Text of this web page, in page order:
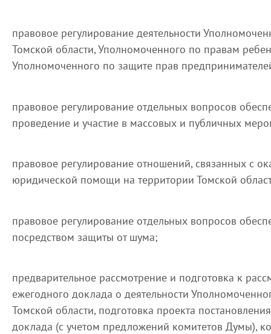
правовое регулирование деятельности
Томской области, Уполномоченного по правам
Уполномоченного по защите прав
правовое регулирование отдельных вопросов
проведение и участие в массовых и публичных
правовое регулирование отношений, связанных с
юридической помощи на территории Томской
правовое регулирование отдельных вопросов
посредством защиты от шума;
предварительное рассмотрение и подготовка к
ежегодного доклада о деятельности
Томской области, подготовка проекта
доклада (с учетом предложений комитетов Думы),